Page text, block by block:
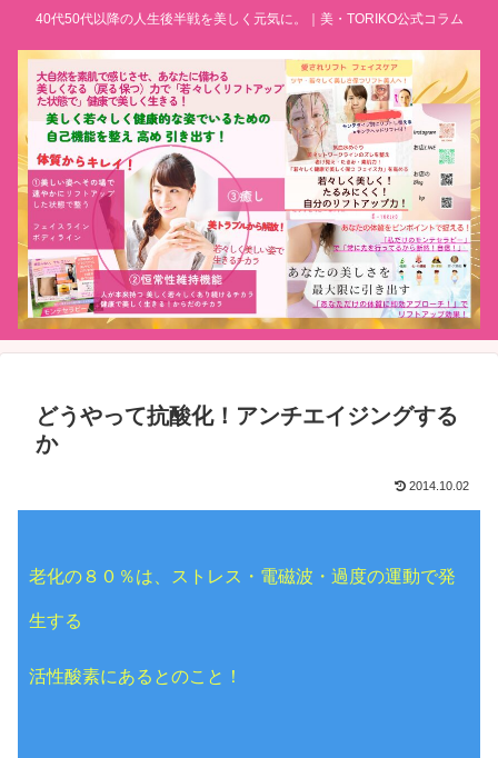
40代50代以降の人生後半戦を美しく元気に。｜美・TORIKO公式コラム
どうやって抗酸化！アンチエイジングする
か
2014.10.02
老化の８０％は、ストレス・電磁波・過度の運動で発
生する
活性酸素にあるとのこと！